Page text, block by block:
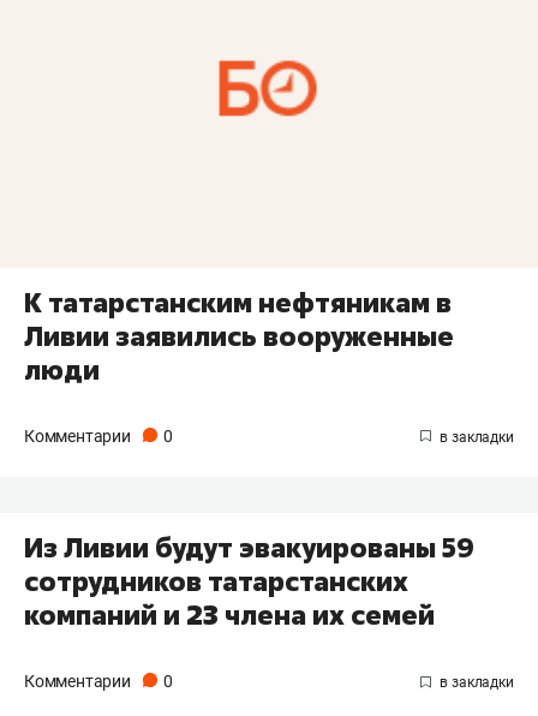
К татарстанским нефтяникам в
Ливии заявились вооруженные
люди
Комментарии 0
Из Ливии будут эвакуированы 59
сотрудников татарстанских
компаний и 23 члена их семей
Комментарии 0